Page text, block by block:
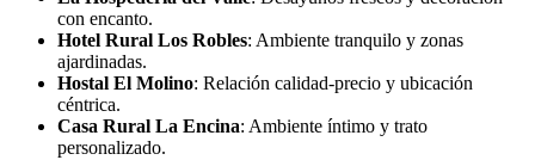
con encanto.
Hotel Rural Los Robles: Ambiente tranquilo y zonas
ajardinadas.
Hostal El Molino: Relación calidad-precio y ubicación
céntrica.
Casa Rural La Encina: Ambiente íntimo y trato
personalizado.